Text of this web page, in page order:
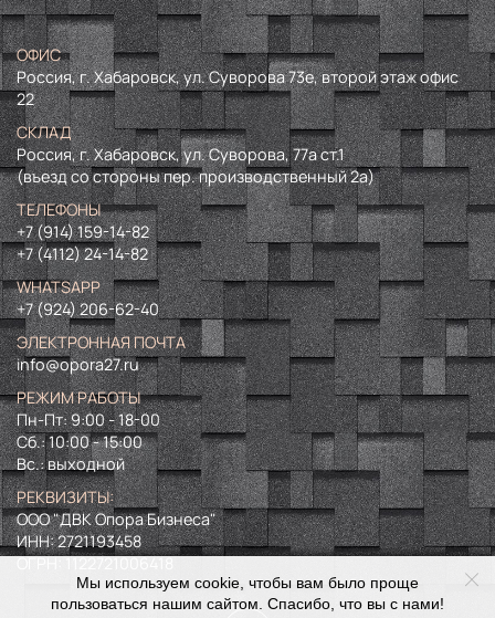
ОФИС
Россия, г. Хабаровск, ул. Суворова 73е, второй этаж офис
22
СКЛАД
Россия, г. Хабаровск, ул. Суворова, 77а ст.1
(въезд со стороны пер. производственный 2а)
ТЕЛЕФОНЫ
+7 (914) 159-14-82
+7 (4112) 24-14-82
WHATSAPP
+7 (924) 206-62-40
ЭЛЕКТРОННАЯ ПОЧТА
info@opora27.ru
РЕЖИМ РАБОТЫ
Пн-Пт: 9:00 - 18-00
Сб.: 10:00 - 15:00
Вс.: выходной
РЕКВИЗИТЫ:
ООО "ДВК Опора Бизнеса"
ИНН:2721193458
ОГРН:1122721006418
Мы используем cookie, чтобы вам было проще
пользоваться нашим сайтом. Спасибо, что вы с нами!